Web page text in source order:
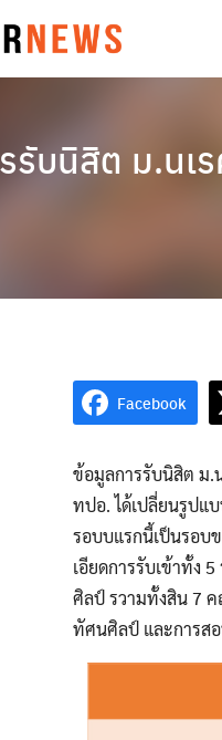
รับนิสิต ม.นเ
Facebook
ข้อมูลการรับนิสิต ม.
ทปอ. ได้เปลี่ยนรูปแ
รอบบแรกนี้เป็นรอบ
เอียดการรับเข้าทั้ง
ศิลป์ รวามทั้งสิน 7
ทัศนศิลป์ และการส